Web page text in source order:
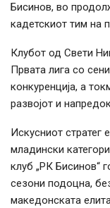
Бисинов, во
кадетскиот тим на
Клубот од Свети
Првата лига со
конкуренција, а
развојот и
Искусниот стратег
младински
клуб „РК Бисинов“
сезони подоцна,
македонската